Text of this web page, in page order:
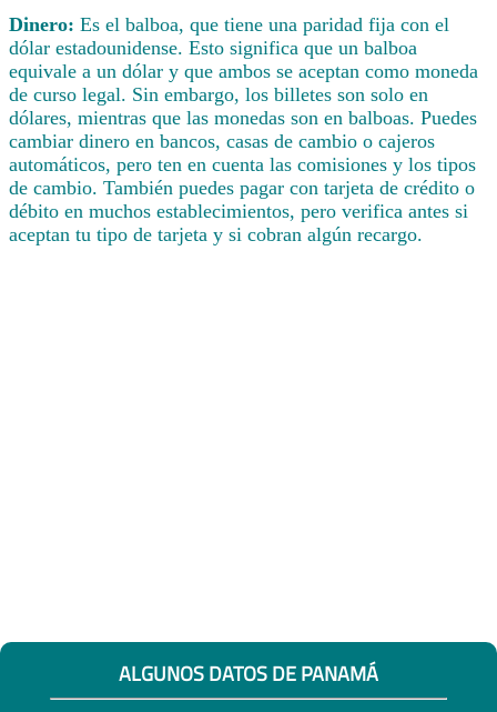
Dinero: Es el balboa, que tiene una paridad fija con el
dólar estadounidense. Esto significa que un balboa
equivale a un dólar y que ambos se aceptan como moneda
de curso legal. Sin embargo, los billetes son solo en
dólares, mientras que las monedas son en balboas. Puedes
cambiar dinero en bancos, casas de cambio o cajeros
automáticos, pero ten en cuenta las comisiones y los tipos
de cambio. También puedes pagar con tarjeta de crédito o
débito en muchos establecimientos, pero verifica antes si
aceptan tu tipo de tarjeta y si cobran algún recargo.
ALGUNOS DATOS DE PANAMÁ